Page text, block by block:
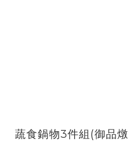
蔬食鍋物3件組(御品燉